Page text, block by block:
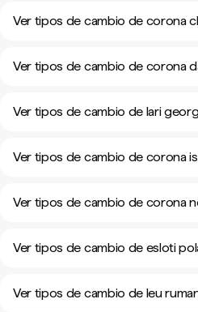
Ver tipos de cambio de corona
Ver tipos de cambio de corona
Ver tipos de cambio de lari
Ver tipos de cambio de corona
Ver tipos de cambio de corona
Ver tipos de cambio de esloti
Ver tipos de cambio de leu